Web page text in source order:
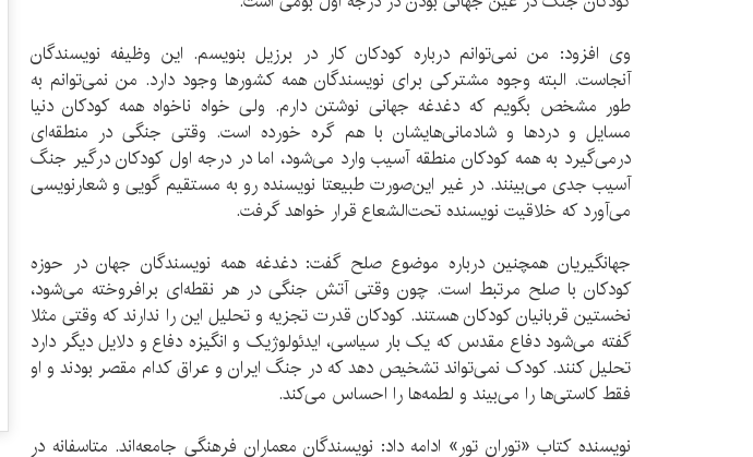
وی افزود: من نمی‌توانم درباره کودکان کار در برزیل بنویسم. این وظیفه نویسندگان
آنجاست. البته وجوه مشترکی برای نویسندگان همه کشورها وجود دارد. من نمی‌توانم به
طور مشخص بگویم که دغدغه جهانی نوشتن دارم. ولی خواه ناخواه همه کودکان دنیا
مسایل و دردها و شادمانی‌هایشان با هم گره خورده است. وقتی جنگی در منطقه‌ای
درمی‌گیرد به همه کودکان منطقه آسیب وارد می‌شود، اما در درجه اول کودکان درگیر جنگ
آسیب جدی می‌بینند. در غیر این‌صورت طبیعتا نویسنده رو به مستقیم گویی و شعارنویسی
می‌آورد که خلاقیت نویسنده تحت‌الشعاع قرار خواهد گرفت.
جهانگیریان همچنین درباره موضوع صلح گفت: دغدغه همه نویسندگان جهان در حوزه
کودکان با صلح مرتبط است. چون وقتی آتش جنگی در هر نقطه‌ای برافروخته می‌شود،
نخستین قربانیان کودکان هستند. کودکان قدرت تجزیه و تحلیل این را ندارند که وقتی مثلا
گفته می‌شود دفاع مقدس که یک بار سیاسی، ایدئولوژیک و انگیزه دفاع و دلایل دیگر دارد
تحلیل کنند. کودک نمی‌تواند تشخیص دهد که در جنگ ایران و عراق کدام مقصر بودند و او
فقط کاستی‌ها را می‌بیند و لطمه‌ها را احساس می‌کند.
نویسنده کتاب «توران تور» ادامه داد: نویسندگان معماران فرهنگی جامعه‌اند. متاسفانه در